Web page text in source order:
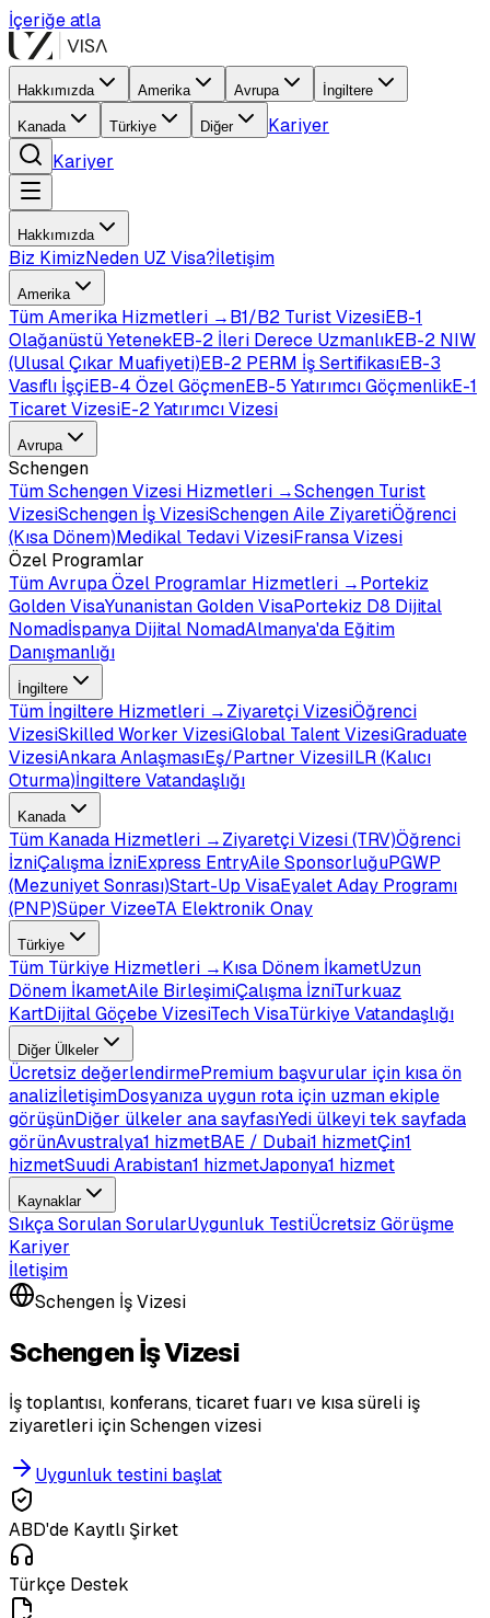
İçeriğe atla
Hakkımızda Amerika Avrupa İngiltere
Kanada Türkiye Diğer
Kariyer
Kariyer
Hakkımızda
Biz KimizNeden UZ Visa?İletişim
Amerika
TümAmerika Hizmetleri →B1/B2 Turist VizesiEB-1
Olağanüstü YetenekEB-2 İleri Derece UzmanlıkEB-2 NIW
(Ulusal Çıkar Muafiyeti)EB-2 PERM İş SertifikasıEB-3
Vasıflı İşçiEB-4 Özel GöçmenEB-5 Yatırımcı GöçmenlikE-1
Ticaret VizesiE-2 Yatırımcı Vizesi
Avrupa
Schengen
TümSchengen Vizesi Hizmetleri →Schengen Turist
VizesiSchengen İş VizesiSchengen Aile ZiyaretiÖğrenci
(Kısa Dönem)Medikal Tedavi VizesiFransa Vizesi
Özel Programlar
TümAvrupa Özel Programlar Hizmetleri →Portekiz
Golden VisaYunanistan Golden VisaPortekiz D8 Dijital
Nomadİspanya Dijital NomadAlmanya'da Eğitim
Danışmanlığı
İngiltere
Tüm İngiltere Hizmetleri →Ziyaretçi VizesiÖğrenci
VizesiSkilled Worker VizesiGlobal Talent VizesiGraduate
VizesiAnkara AnlaşmasıEş/Partner VizesiILR (Kalıcı
Oturma)İngiltere Vatandaşlığı
Kanada
Tüm Kanada Hizmetleri →Ziyaretçi Vizesi (TRV)Öğrenci
İzniÇalışma İzniExpress EntryAile SponsorluğuPGWP
(Mezuniyet Sonrası)Start-Up VisaEyalet Aday Programı
(PNP)Süper VizeeTA Elektronik Onay
Türkiye
Tüm Türkiye Hizmetleri →Kısa Dönem İkametUzun
Dönem İkametAile BirleşimiÇalışma İzniTurkuaz
KartDijital Göçebe VizesiTech VisaTürkiye Vatandaşlığı
Diğer Ülkeler
Ücretsiz değerlendirmePremium başvurular için kısa ön
analizİletişimDosyanıza uygun rota için uzman ekiple
görüşünDiğer ülkeler ana sayfasıYedi ülkeyi tek sayfada
görünAvustralya1 hizmetBAE / Dubai1 hizmetÇin1
hizmetSuudi Arabistan1 hizmetJaponya1 hizmet
Kaynaklar
Sıkça Sorulan SorularUygunluk TestiÜcretsiz Görüşme
Kariyer
İletişim
Schengen İş Vizesi
Schengen İş Vizesi
İş toplantısı, konferans, ticaret fuarı ve kısa süreli iş
ziyaretleri için Schengen vizesi
Uygunluk testini başlat
ABD'de Kayıtlı Şirket
Türkçe Destek